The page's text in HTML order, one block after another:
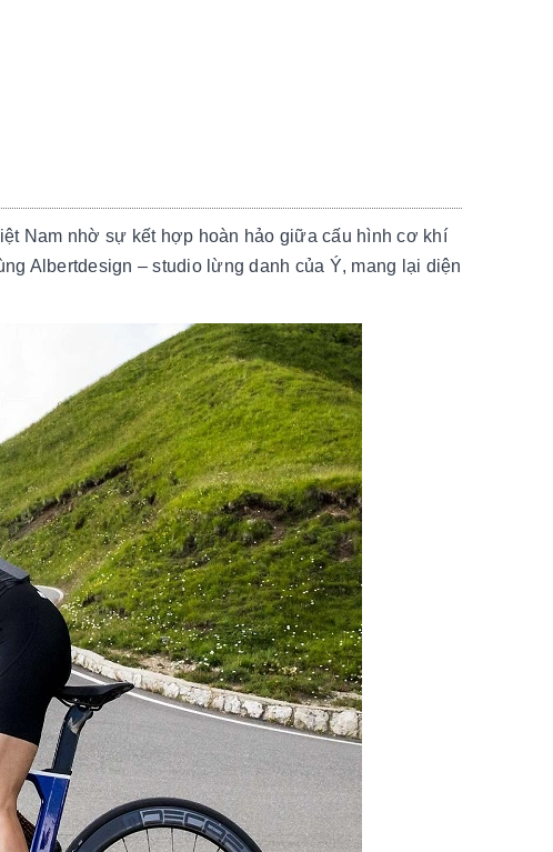
Nam nhờ sự kết hợp hoàn hảo giữa cấu hình cơ khí
Albertdesign – studio lừng danh của Ý, mang lại diện